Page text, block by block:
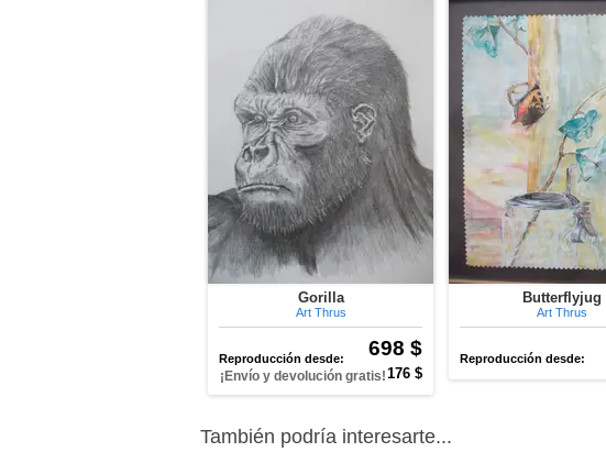
Gorilla
Art Thrus
698 $
Reproducción desde:
176 $
¡Envío y devolución gratis!
Butterflyjug
Art Thrus
Reproducción desde:
También podría interesarte...